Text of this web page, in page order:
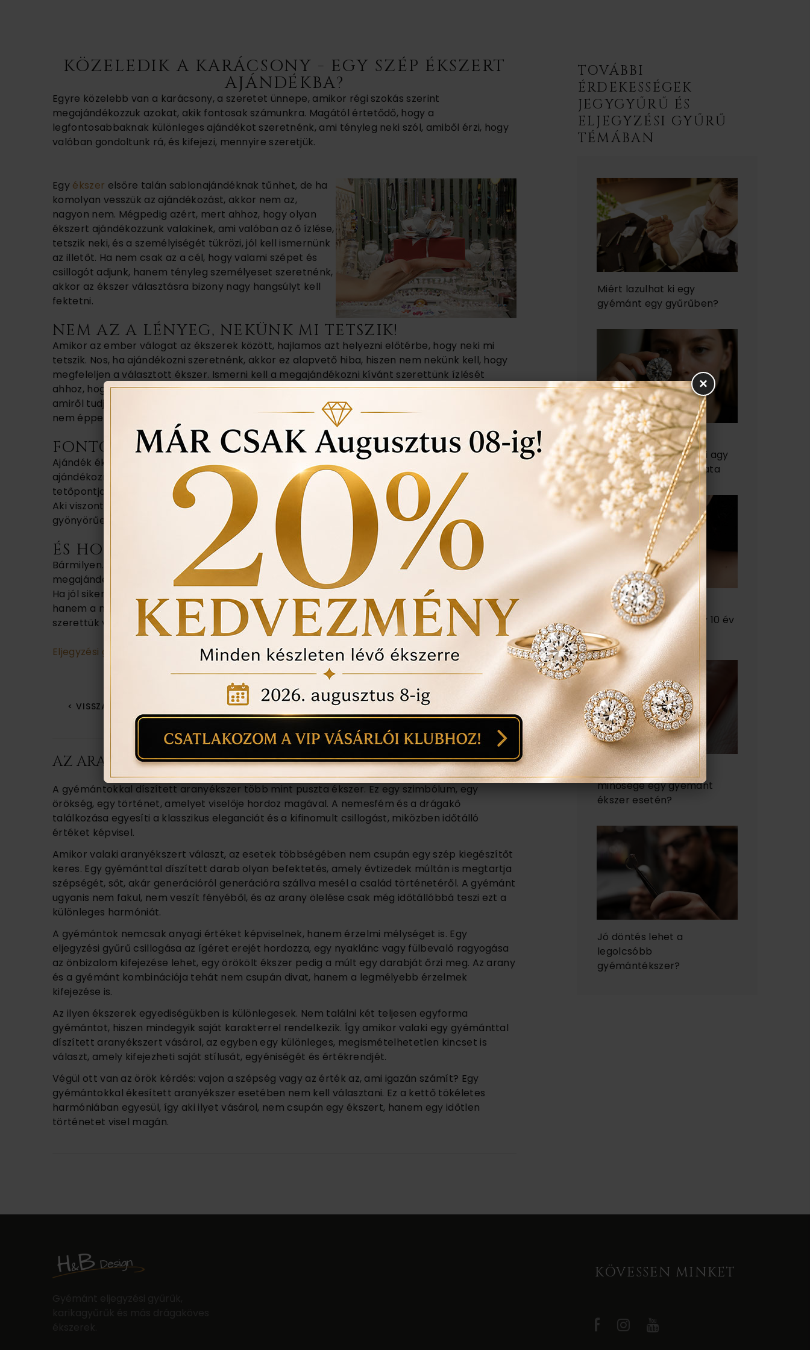
KÖZELEDIK A KARÁCSONY - EGY SZÉP ÉKSZERT
AJÁNDÉKBA?
Egyre közelebb van a karácsony, a szeretet ünnepe, amikor régi szokás szerint
megajándékozzuk azokat, akik fontosak számunkra. Magától értetődő, hogy a
legfontosabbaknak különleges ajándékot szeretnénk, ami tényleg neki szól, amiből érzi, hogy
valóban gondoltunk rá, és kifejezi, mennyire szeretjük.
Egy ékszer elsőre talán sablonajándéknak tűnhet, de ha
komolyan vesszük az ajándékozást, akkor nem az,
nagyon nem. Mégpedig azért, mert ahhoz, hogy olyan
ékszert ajándékozzunk valakinek, ami valóban az ő ízlése,
tetszik neki, és a személyiségét tükrözi, jól kell ismernünk
az illetőt. Ha nem csak az a cél, hogy valami szépet és
csillogót adjunk, hanem tényleg személyeset szeretnénk,
akkor az ékszer választásra bizony nagy hangsúlyt kell
fektetni.
NEM AZ A LÉNYEG, NEKÜNK MI TETSZIK!
Amikor az ember válogat az ékszerek között, hajlamos azt helyezni előtérbe, hogy neki mi
tetszik. Nos, ha ajándékozni szeretnénk, akkor ez alapvető hiba, hiszen nem nekünk kell, hogy
megfeleljen a választott ékszer. Ismerni kell a megajándékozni kívánt szerettünk ízlését
ahhoz, hogy az ajándék tényleg passzoljon hozzá. Olyat kell választanunk, ami az ő stílusa,
amiről tudjuk, hogy szívesen hordaná - még akkor is, ha adott esetben mi, saját magunknak
nem éppen azt választottuk volna.
FONTOS, HOGY ADJUNK A MINŐSÉGRE
Ajándék ékszer esetében egy másik fontos szempont a minőség. Nem illik olyasmit
ajándékozni, ami alacsony színvonalú. Egy olyan ünnepre, mint a karácsony, ami kvázi az év
tetőpontja, főleg nem. Aki nem akar sok pénzt szánni az ajándékra, az válasszon inkább mást.
Aki viszont ékszert szeretne, ne sajnálja rá kiadni azt az összeget, amiért már valóban igényes,
gyönyörűen megmunkált, minőségi darabot kap.
Karikagyűrű széles választékban itt
ÉS HOGY MILYEN ÉKSZER LEHET AJÁNDÉK?
Bármilyen. Lehet gyűrű, nyaklánc karkötő, fülbevaló, bross, bármi. Itt is irányadó a
megajándékozni kívánt fél ízlése: tudjuk, milyen ékszereket visel szívesen, olyat vegyünk neki!
Ha jól sikerül választani, akkor egészen biztosan nem sablonajándéknak tűnik majd az ékszer,
hanem a másik pontosan tudni fogja, milyen jól ismerjük, és mennyire személyre szólóan
szerettük volna meglepni.
Eljegyzési gyűrű széles választékban hogy megtalálhassa az ízlésének megfelelőt!
< VISSZA A BLOGBA
AZ ARANY ÉS A GYÉMÁNT TALÁLKOZÁSA: IDŐTÁLLÓ ELEGANCIA
A gyémántokkal díszített aranyékszer több mint puszta ékszer. Ez egy szimbólum, egy
örökség, egy történet, amelyet viselője hordoz magával. A nemesfém és a drágakő
találkozása egyesíti a klasszikus eleganciát és a kifinomult csillogást, miközben időtálló
értéket képvisel.
Amikor valaki aranyékszert választ, az esetek többségében nem csupán egy szép kiegészítőt
keres. Egy gyémánttal díszített darab olyan befektetés, amely évtizedek múltán is megtartja
szépségét, sőt, akár generációról generációra szállva mesél a család történetéről. A gyémánt
ugyanis nem fakul, nem veszít fényéből, és az arany ölelése csak még időtállóbbá teszi ezt a
különleges harmóniát.
A gyémántok nemcsak anyagi értéket képviselnek, hanem érzelmi mélységet is. Egy
eljegyzési gyűrű csillogása az ígéret erejét hordozza, egy nyaklánc vagy fülbevaló ragyogása
az önbizalom kifejezése lehet, egy örökölt ékszer pedig a múlt egy darabját őrzi meg. Az arany
és a gyémánt kombinációja tehát nem csupán divat, hanem a legmélyebb érzelmek
kifejezése is.
Az ilyen ékszerek egyediségükben is különlegesek. Nem találni két teljesen egyforma
gyémántot, hiszen mindegyik saját karakterrel rendelkezik. Így amikor valaki egy gyémánttal
díszített aranyékszert vásárol, az egyben egy különleges, megismételhetetlen kincset is
választ, amely kifejezheti saját stílusát, egyéniségét és értékrendjét.
Végül ott van az örök kérdés: vajon a szépség vagy az érték az, ami igazán számít? Egy
gyémántokkal ékesített aranyékszer esetében nem kell választani. Ez a kettő tökéletes
harmóniában egyesül, így aki ilyet vásárol, nem csupán egy ékszert, hanem egy időtlen
történetet visel magán.
TOVÁBBI
ÉRDEKESSÉGEK
JEGYGYŰRŰ ÉS
ELJEGYZÉSI GYŰRŰ
TÉMÁBAN
Miért lazulhat ki egy
gyémánt egy gyűrűben?
Miért vonz minket a
gyémánt? - az emberi agy
és a csillogás kapcsolata
Hogyan ápold a
gyémántékszert, hogy 10 év
múlva is szép legyen?
Miért fontos a foglalat
minősége egy gyémánt
ékszer esetén?
Jó döntés lehet a
legolcsóbb
gyémántékszer?
KÖVESSEN MINKET
×